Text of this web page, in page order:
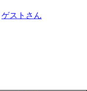
ゲストさん